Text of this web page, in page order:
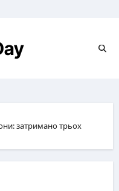
затримано трьох